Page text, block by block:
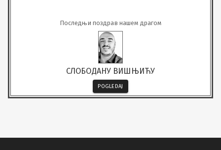
Последњи поздрав нашем драгом
СЛОБОДАНУ ВИШЊИЋУ
POGLEDAJ